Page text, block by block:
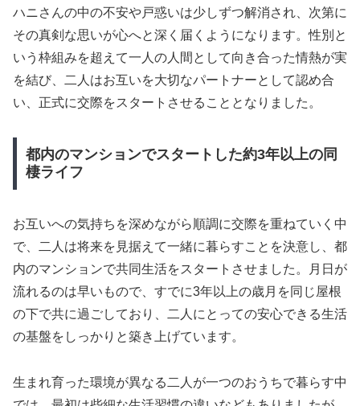
ハニさんの中の不安や戸惑いは少しずつ解消され、次第に
その真剣な思いが心へと深く届くようになります。性別と
いう枠組みを超えて一人の人間として向き合った情熱が実
を結び、二人はお互いを大切なパートナーとして認め合
い、正式に交際をスタートさせることとなりました。
都内のマンションでスタートした約3年以上の同
棲ライフ
お互いへの気持ちを深めながら順調に交際を重ねていく中
で、二人は将来を見据えて一緒に暮らすことを決意し、都
内のマンションで共同生活をスタートさせました。月日が
流れるのは早いもので、すでに3年以上の歳月を同じ屋根
の下で共に過ごしており、二人にとっての安心できる生活
の基盤をしっかりと築き上げています。
生まれ育った環境が異なる二人が一つのおうちで暮らす中